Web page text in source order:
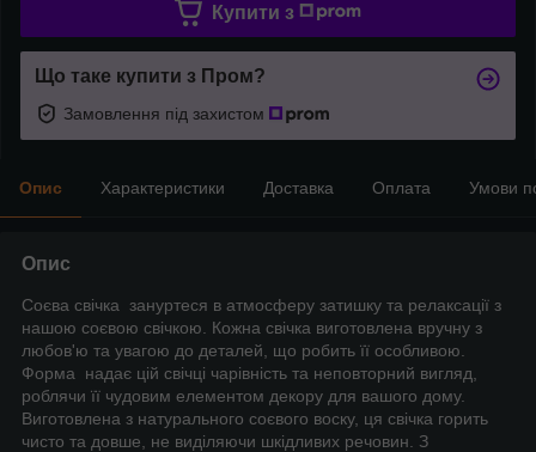
Купити з
Що таке купити з Пром?
Замовлення під захистом
Опис Характеристики Доставка Оплата Умови
Опис
Соєва свічка зануртеся в атмосферу затишку та релаксації з
нашою соєвою свічкою. Кожна свічка виготовлена вручну з
любов'ю та увагою до деталей, що робить її особливою.
Форма надає цій свічці чарівність та неповторний вигляд,
роблячи її чудовим елементом декору для вашого дому.
Виготовлена з натурального соєвого воску, ця свічка горить
чисто та довше, не виділяючи шкідливих речовин. З